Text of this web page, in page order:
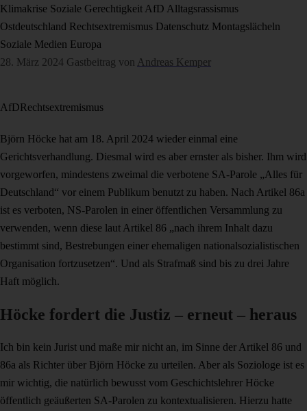
Klimakrise Soziale Gerechtigkeit AfD Alltagsrassismus
Ostdeutschland Rechtsextremismus Datenschutz Montagslächeln
Soziale Medien Europa
28. März 2024 Gastbeitrag von Andreas Kemper
AfDRechtsextremismus
Björn Höcke hat am 18. April 2024 wieder einmal eine
Gerichtsverhandlung. Diesmal wird es aber ernster als bisher. Ihm wird
vorgeworfen, mindestens zweimal die verbotene SA-Parole „Alles für
Deutschland“ vor einem Publikum benutzt zu haben. Nach Artikel 86a
ist es verboten, NS-Parolen in einer öffentlichen Versammlung zu
verwenden, wenn diese laut Artikel 86 „nach ihrem Inhalt dazu
bestimmt sind, Bestrebungen einer ehemaligen nationalsozialistischen
Organisation fortzusetzen“. Und als Strafmaß sind bis zu drei Jahre
Haft möglich.
Höcke fordert die Justiz – erneut – heraus
Ich bin kein Jurist und maße mir nicht an, im Sinne der Artikel 86 und
86a als Richter über Björn Höcke zu urteilen. Aber als Soziologe ist es
mir wichtig, die natürlich bewusst vom Geschichtslehrer Höcke
öffentlich geäußerten SA-Parolen zu kontextualisieren. Hierzu hatte